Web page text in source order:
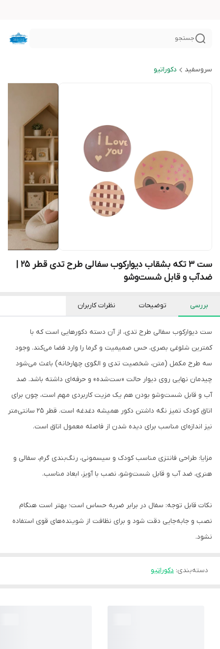
جستجو
سروسفید دکوراتیو
ضدآب و قابل شست‌وشو
بررسی توضیحات نظرات کاربران
ست دیوارکوب سفالی طرح تدی، از آن دسته دکورهایی است که با
کمترین شلوغی بصری، حس صمیمیت و گرما را وارد فضا می‌کند. وجود
سه طرح مکمل (متن، شخصیت تدی و الگوی چهارخانه) باعث می‌شود
چیدمان نهایی روی دیوار حالت «ست‌شده» و حرفه‌ای داشته باشد. ضد
آب و قابل شست‌وشو بودن هم یک مزیت کاربردی مهم است، چون برای
اتاق کودک تمیز نگه داشتن دکور همیشه دغدغه است. قطر ۲۵ سانتی‌متر
نیز اندازه‌ای مناسب برای دیده شدن از فاصله معمول اتاق است.
مزایا: طراحی فانتزی مناسب کودک و سیسمونی، رنگ‌بندی گرم، سفالی و
هنری، ضد آب و قابل شست‌وشو، نصب با آویز، ابعاد مناسب.
نکات قابل توجه: سفال در برابر ضربه حساس است؛ بهتر است هنگام
نصب و جابه‌جایی دقت شود و برای نظافت از شوینده‌های قوی استفاده
نشود.
دسته‌بندی: دکوراتیو